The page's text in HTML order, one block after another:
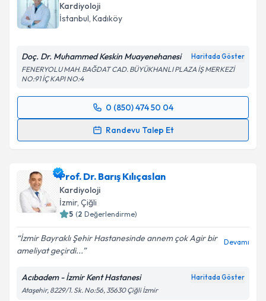
Kardiyoloji
İstanbul, Kadıköy
Doç. Dr. Muhammed Keskin Muayenehanesi Haritada Göster
FENERYOLU MAH. BAĞDAT CAD. BÜYÜKHANLI PLAZA İŞ MERKEZİ
NO:91 İÇ KAPI NO:4
0 (850) 474 50 04
Randevu Talep Et
Randevu Takvimi Talebi
için bir takvim hazırlandığında e-posta ile
bilgilendireceğiz.
E-posta Adresiniz
Kişisel verilerimin işlenmesine ilişkin
Metni'ni okudum ve kişisel verilerimin belirtilen
kapsamda işlenmesini kabul ediyorum.
Prof. Dr. Barış Kılıçaslan
Kardiyoloji
İzmir, Çiğli
5 (2 Değerlendirme)
İzmir Bayraklı Şehir Hastanesinde annem çok Agir bir
ameliyat geçirdi...
Devamı
Acıbadem - İzmir Kent Hastanesi Haritada Göster
Ataşehir, 8229/1. Sk. No:56, 35630 Çiğli İzmir